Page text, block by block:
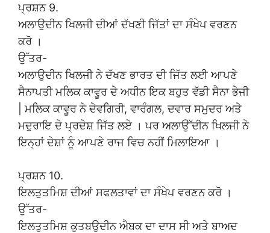
ਪ੍ਰਸ਼ਨ 9.
ਅਲਾਉਦੀਨ ਖਿਲਜੀ ਦੀਆਂ ਦੱਖਣੀ ਜਿੱਤਾਂ ਦਾ ਸੰਖੇਪ ਵਰਣਨ
ਕਰੋ ।
ਉੱਤਰ-
ਅਲਾਉਦੀਨ ਖਿਲਜੀ ਨੇ ਦੱਖਣ ਭਾਰਤ ਦੀ ਜਿੱਤ ਲਈ ਆਪਣੇ
ਸੈਨਾਪਤੀ ਮਲਿਕ ਕਾਵੂਰ ਦੇ ਅਧੀਨ ਇਕ ਬਹੁਤ ਵੱਡੀ ਸੈਨਾ ਭੇਜੀ
| ਮਲਿਕ ਕਾਵੂਰ ਨੇ ਦੇਵਗਿਰੀ, ਵਾਰੰਗਲ, ਦਵਾਰ ਸਮੁਦਰ ਅਤੇ
ਮਦੁਰਾਇ ਦੇ ਪ੍ਰਦੇਸ਼ ਜਿੱਤ ਲਏ । ਪਰ ਅਲਾਉੱਦੀਨ ਖਿਲਜੀ ਨੇ
ਇਨ੍ਹਾਂ ਦੇਸ਼ਾਂ ਨੂੰ ਆਪਣੇ ਰਾਜ ਵਿਚ ਨਹੀਂ ਮਿਲਾਇਆ ।
ਪ੍ਰਸ਼ਨ 10.
ਇਲਤੁਤਮਿਸ਼ ਦੀਆਂ ਸਫਲਤਾਵਾਂ ਦਾ ਸੰਖੇਪ ਵਰਣਨ ਕਰੋ ।
ਉੱਤਰ-
ਇਲਤੁਤਮਿਸ਼ ਕੁਤਬਉਦੀਨ ਐਬਕ ਦਾ ਦਾਸ ਸੀ ਅਤੇ ਬਾਅਦ